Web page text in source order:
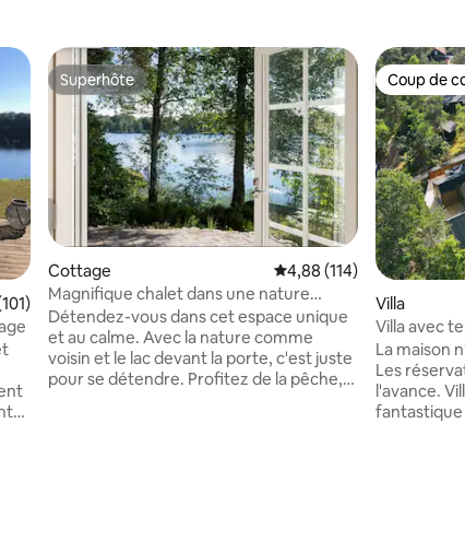
moyenne sur la base de 101 commentaires : 4,98 sur 5
Superhôte
Superhôte
Cottage Évaluation moyenne sur
4,88 (114)
Magnifique chalet dans une nature
fantastique au bord du lac Halen
Détendez-vous dans cet espace unique
et au calme. Avec la nature comme
voisin et le lac devant la porte, c'est juste
pour se détendre. Profitez de la pêche,
Coup de
Coup de
Villa
Villa avec
sur la mer
La maison
Les
l'avance. Villa avec un emplacement
fantastique